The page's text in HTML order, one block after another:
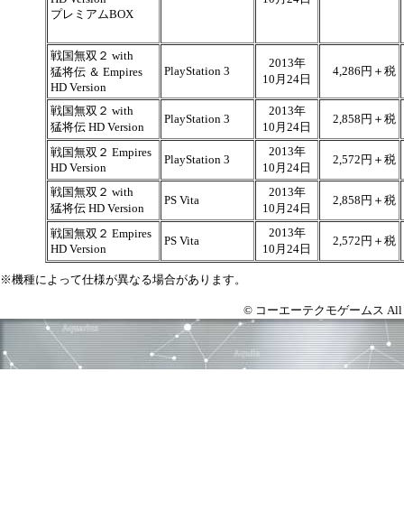
プレミアムBOX
戦国無双２ with
猛将伝 ＆ Empires
HD Version
PlayStation 3
2013年
10月24日
4,286円＋税
戦国無双２ with
猛将伝 HD Version
PlayStation 3
2013年
10月24日
2,858円＋税
戦国無双２ Empires
HD Version
PlayStation 3
2013年
10月24日
2,572円＋税
戦国無双２ with
猛将伝 HD Version
PS Vita
2013年
10月24日
2,858円＋税
戦国無双２ Empires
HD Version
PS Vita
2013年
10月24日
2,572円＋税
※機種によって仕様が異なる場合があります。
© コーエーテクモゲームス All